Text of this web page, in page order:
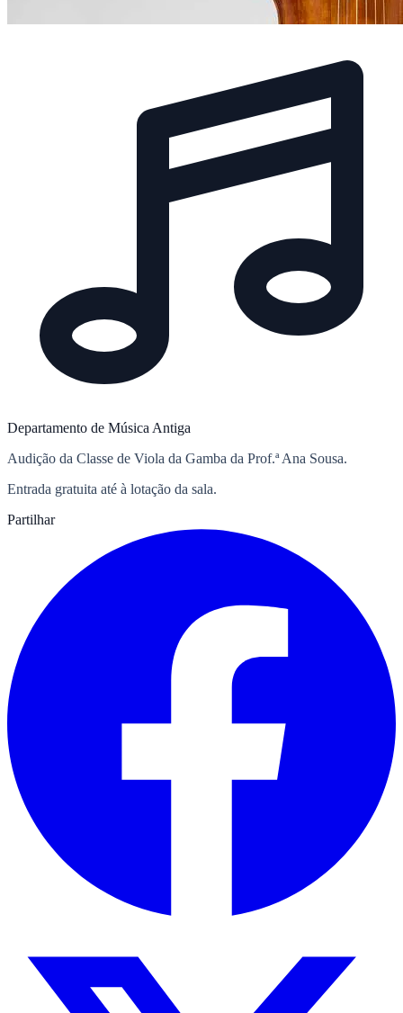
Departamento de Música Antiga
Audição da Classe de Viola da Gamba da Prof.ª Ana Sousa.
Entrada gratuita até à lotação da sala.
Partilhar